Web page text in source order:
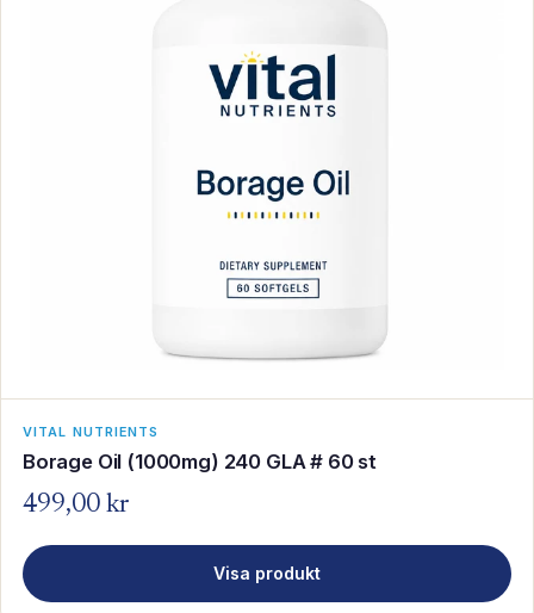
VITAL NUTRIENTS
Borage Oil (1000mg) 240 GLA # 60 st
499,00 kr
Visa produkt